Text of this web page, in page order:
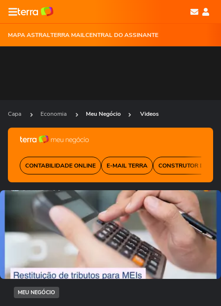
MAPA ASTRALTERRA MAILCENTRAL DO ASSINANTE
Capa Economia Meu Negócio Videos
CONTABILIDADE ONLINE E-MAIL TERRA CONSTRUTOR DE SITE
Não foi possível reproduzir o vídeo
Tentar novamente
MEU NEGÓCIO